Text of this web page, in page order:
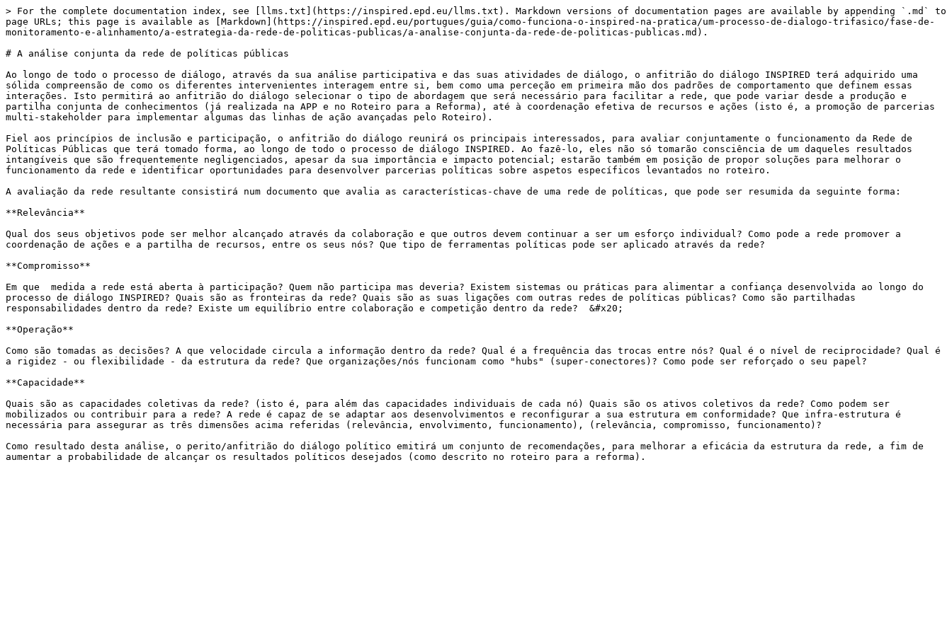
> For the complete documentation index, see [llms.txt](https://inspired.epd.eu/llms.txt). Markdown versions of documentation pages are available by appending `.md` to
page URLs; this page is available as [Markdown](https://inspired.epd.eu/portugues/guia/como-funciona-o-inspired-na-pratica/um-processo-de-dialogo-trifasico/fase-de-
monitoramento-e-alinhamento/a-estrategia-da-rede-de-politicas-publicas/a-analise-conjunta-da-rede-de-politicas-publicas.md).
# A análise conjunta da rede de políticas públicas
Ao longo de todo o processo de diálogo, através da sua análise participativa e das suas atividades de diálogo, o anfitrião do diálogo INSPIRED terá adquirido uma
sólida compreensão de como os diferentes intervenientes interagem entre si, bem como uma perceção em primeira mão dos padrões de comportamento que definem essas
interações. Isto permitirá ao anfitrião do diálogo selecionar o tipo de abordagem que será necessário para facilitar a rede, que pode variar desde a produção e
partilha conjunta de conhecimentos (já realizada na APP e no Roteiro para a Reforma), até à coordenação efetiva de recursos e ações (isto é, a promoção de parcerias
multi-stakeholder para implementar algumas das linhas de ação avançadas pelo Roteiro).
Fiel aos princípios de inclusão e participação, o anfitrião do diálogo reunirá os principais interessados, para avaliar conjuntamente o funcionamento da Rede de
Políticas Públicas que terá tomado forma, ao longo de todo o processo de diálogo INSPIRED. Ao fazê-lo, eles não só tomarão consciência de um daqueles resultados
intangíveis que são frequentemente negligenciados, apesar da sua importância e impacto potencial; estarão também em posição de propor soluções para melhorar o
funcionamento da rede e identificar oportunidades para desenvolver parcerias políticas sobre aspetos específicos levantados no roteiro.
A avaliação da rede resultante consistirá num documento que avalia as características-chave de uma rede de políticas, que pode ser resumida da seguinte forma:
**Relevância**
Qual dos seus objetivos pode ser melhor alcançado através da colaboração e que outros devem continuar a ser um esforço individual? Como pode a rede promover a
coordenação de ações e a partilha de recursos, entre os seus nós? Que tipo de ferramentas políticas pode ser aplicado através da rede?
**Compromisso**
Em que  medida a rede está aberta à participação? Quem não participa mas deveria? Existem sistemas ou práticas para alimentar a confiança desenvolvida ao longo do
processo de diálogo INSPIRED? Quais são as fronteiras da rede? Quais são as suas ligações com outras redes de políticas públicas? Como são partilhadas
responsabilidades dentro da rede? Existe um equilíbrio entre colaboração e competição dentro da rede?  &#x20;
**Operação**
Como são tomadas as decisões? A que velocidade circula a informação dentro da rede? Qual é a frequência das trocas entre nós? Qual é o nível de reciprocidade? Qual é
a rigidez - ou flexibilidade - da estrutura da rede? Que organizações/nós funcionam como "hubs" (super-conectores)? Como pode ser reforçado o seu papel?
**Capacidade**
Quais são as capacidades coletivas da rede? (isto é, para além das capacidades individuais de cada nó) Quais são os ativos coletivos da rede? Como podem ser
mobilizados ou contribuir para a rede? A rede é capaz de se adaptar aos desenvolvimentos e reconfigurar a sua estrutura em conformidade? Que infra-estrutura é
necessária para assegurar as três dimensões acima referidas (relevância, envolvimento, funcionamento), (relevância, compromisso, funcionamento)?
Como resultado desta análise, o perito/anfitrião do diálogo político emitirá um conjunto de recomendações, para melhorar a eficácia da estrutura da rede, a fim de